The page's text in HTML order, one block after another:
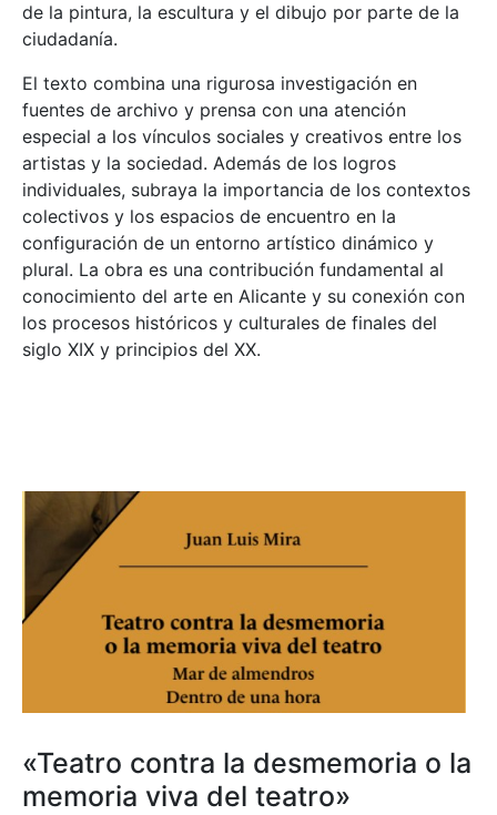
de la pintura, la escultura y el dibujo por parte de la
ciudadanía.
El texto combina una rigurosa investigación en
fuentes de archivo y prensa con una atención
especial a los vínculos sociales y creativos entre los
artistas y la sociedad. Además de los logros
individuales, subraya la importancia de los contextos
colectivos y los espacios de encuentro en la
configuración de un entorno artístico dinámico y
plural. La obra es una contribución fundamental al
conocimiento del arte en Alicante y su conexión con
los procesos históricos y culturales de finales del
siglo XIX y principios del XX.
«Teatro contra la desmemoria o la
memoria viva del teatro»